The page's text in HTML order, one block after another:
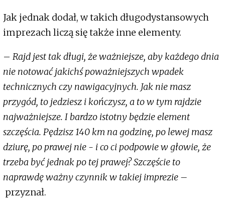
Jak jednak dodał, w takich długodystansowych
imprezach liczą się także inne elementy.
– Rajd jest tak długi, że ważniejsze, aby każdego dnia
nie notować jakichś poważniejszych wpadek
technicznych czy nawigacyjnych. Jak nie masz
przygód, to jedziesz i kończysz, a to w tym rajdzie
najważniejsze. I bardzo istotny będzie element
szczęścia. Pędzisz 140 km na godzinę, po lewej masz
dziurę, po prawej nie - i co ci podpowie w głowie, że
trzeba być jednak po tej prawej? Szczęście to
naprawdę ważny czynnik w takiej imprezie –
przyznał.